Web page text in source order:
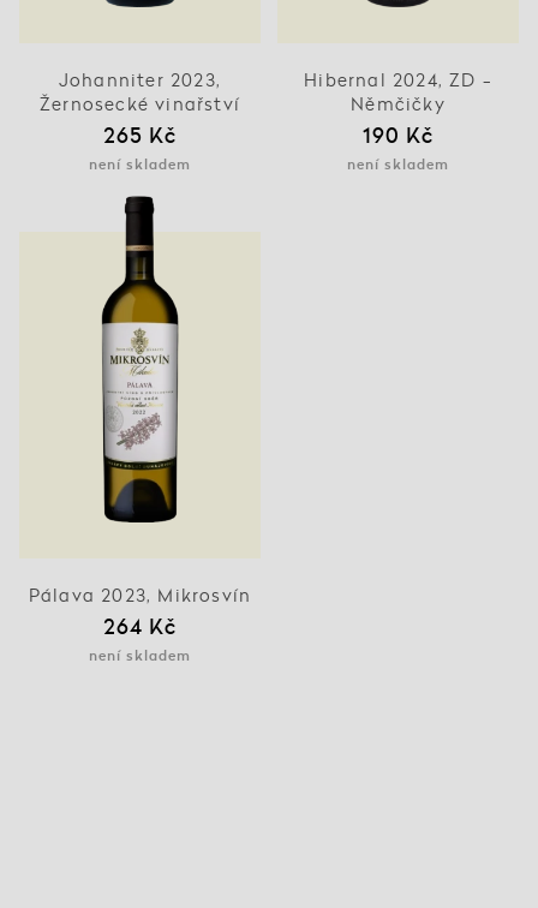
Johanniter 2023,
Žernosecké vinařství
265 Kč
není skladem
Hibernal 2024, ZD -
Němčičky
190 Kč
není skladem
Pálava 2023, Mikrosvín
264 Kč
není skladem